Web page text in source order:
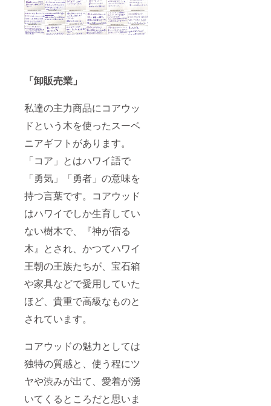
「卸販売業」
私達の主力商品にコアウッ
ドという木を使ったスーベ
ニアギフトがあります。
「コア」とはハワイ語で
「勇気」「勇者」の意味を
持つ言葉です。コアウッド
はハワイでしか生育してい
ない樹木で、『神が宿る
木』とされ、かつてハワイ
王朝の王族たちが、宝石箱
や家具などで愛用していた
ほど、貴重で高級なものと
されています。
コアウッドの魅力としては
独特の質感と、使う程にツ
ヤや渋みが出て、愛着が湧
いてくるところだと思いま